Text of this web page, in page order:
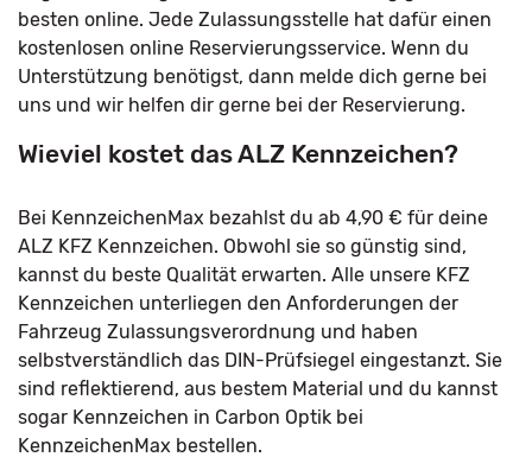
besten online. Jede Zulassungsstelle hat dafür einen
kostenlosen online Reservierungsservice. Wenn du
Unterstützung benötigst, dann melde dich gerne bei
uns und wir helfen dir gerne bei der Reservierung.
Wieviel kostet das ALZ Kennzeichen?
Bei KennzeichenMax bezahlst du ab 4,90 € für deine
ALZ KFZ Kennzeichen. Obwohl sie so günstig sind,
kannst du beste Qualität erwarten. Alle unsere KFZ
Kennzeichen unterliegen den Anforderungen der
Fahrzeug Zulassungsverordnung und haben
selbstverständlich das DIN-Prüfsiegel eingestanzt. Sie
sind reflektierend, aus bestem Material und du kannst
sogar Kennzeichen in Carbon Optik bei
KennzeichenMax bestellen.